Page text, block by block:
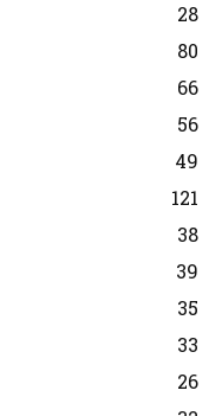
28
80
66
56
49
121
38
39
35
33
26